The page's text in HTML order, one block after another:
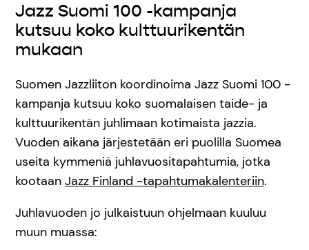
Jazz Suomi 100 -kampanja
kutsuu koko kulttuurikentän
mukaan
Suomen Jazzliiton koordinoima Jazz Suomi 100 -
kampanja kutsuu koko suomalaisen taide- ja
kulttuurikentän juhlimaan kotimaista jazzia.
Vuoden aikana järjestetään eri puolilla Suomea
useita kymmeniä juhlavuositapahtumia, jotka
kootaan Jazz Finland -tapahtumakalenteriin.
Juhlavuoden jo julkaistuun ohjelmaan kuuluu
muun muassa: